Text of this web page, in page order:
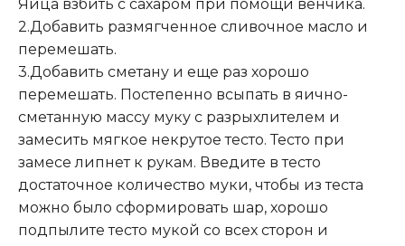
Яйца взбить с сахаром при помощи венчика.
2.Добавить размягченное сливочное масло и
перемешать.
3.Добавить сметану и еще раз хорошо
перемешать. Постепенно всыпать в яично-
сметанную массу муку с разрыхлителем и
замесить мягкое некрутое тесто. Тесто при
замесе липнет к рукам. Введите в тесто
достаточное количество муки, чтобы из теста
можно было сформировать шар, хорошо
подпылите тесто мукой со всех сторон и